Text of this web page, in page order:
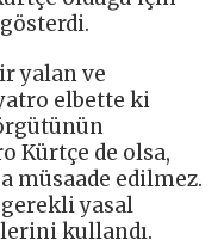
yalan ve
elbette ki
Kürtçe de olsa,
müsaade edilmez.
yasal
kullandı.